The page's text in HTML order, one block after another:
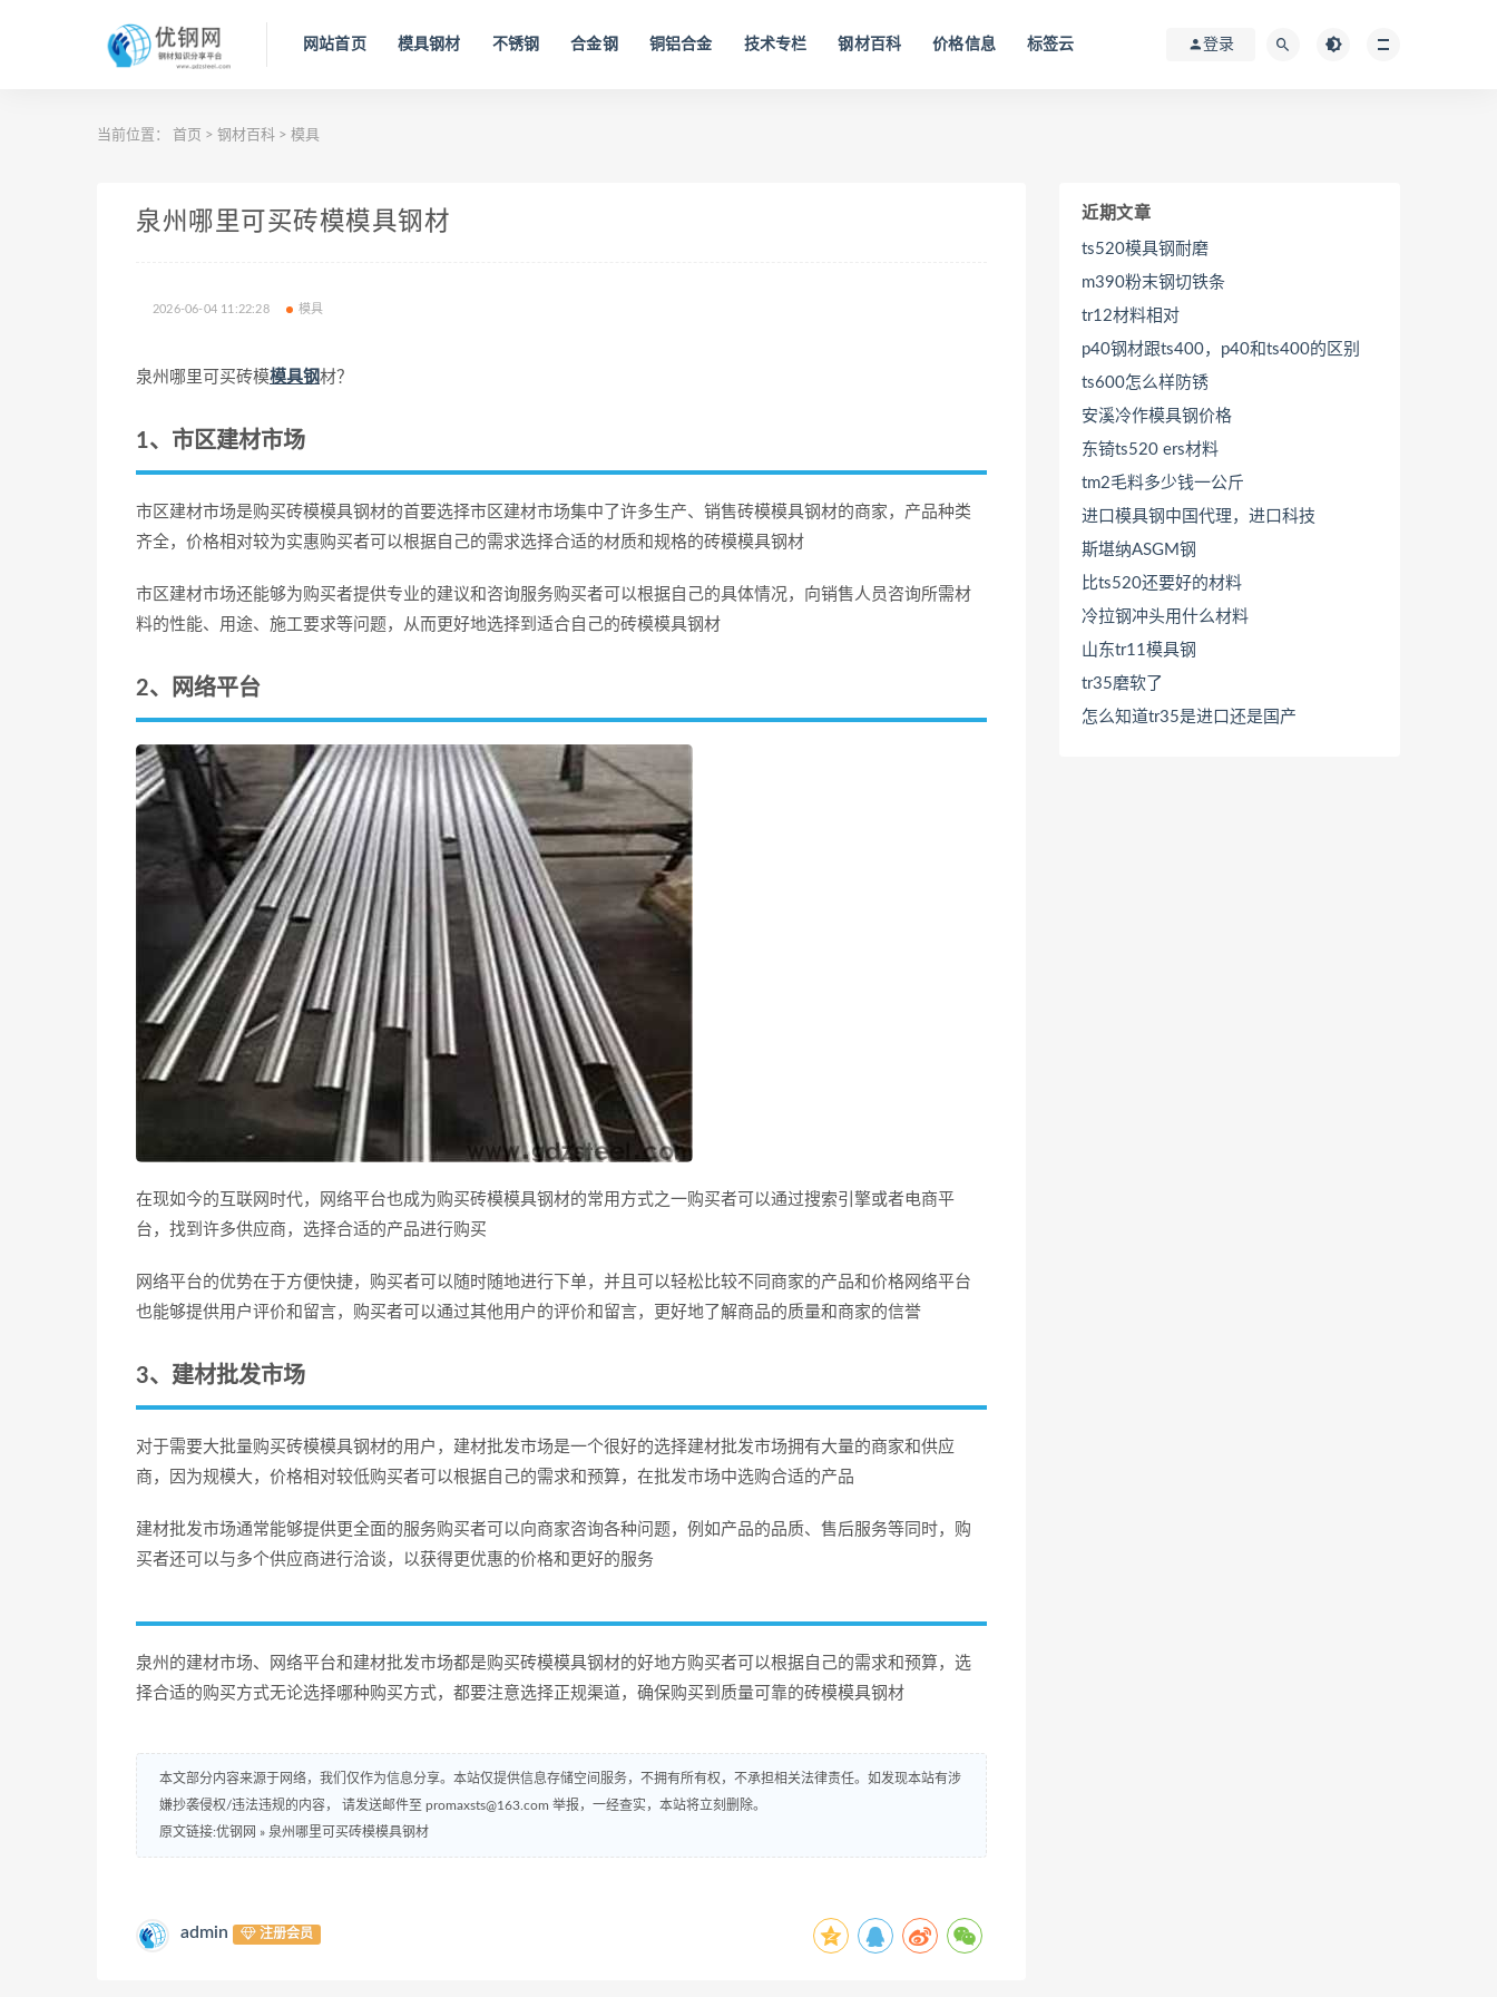
网站首页 模具钢材 不锈钢 合金钢 铜铝合金 技术专栏 钢材百科 价格信息 标签云 登录
当前位置： 首页 > 钢材百科 > 模具
泉州哪里可买砖模模具钢材
2026-06-04 11:22:28 模具
泉州哪里可买砖模模具钢材？
1、市区建材市场
市区建材市场是购买砖模模具钢材的首要选择市区建材市场集中了许多生产、销售砖模模具钢材的商家，产品种类
齐全，价格相对较为实惠购买者可以根据自己的需求选择合适的材质和规格的砖模模具钢材
市区建材市场还能够为购买者提供专业的建议和咨询服务购买者可以根据自己的具体情况，向销售人员咨询所需材
料的性能、用途、施工要求等问题，从而更好地选择到适合自己的砖模模具钢材
2、网络平台
在现如今的互联网时代，网络平台也成为购买砖模模具钢材的常用方式之一购买者可以通过搜索引擎或者电商平
台，找到许多供应商，选择合适的产品进行购买
网络平台的优势在于方便快捷，购买者可以随时随地进行下单，并且可以轻松比较不同商家的产品和价格网络平台
也能够提供用户评价和留言，购买者可以通过其他用户的评价和留言，更好地了解商品的质量和商家的信誉
3、建材批发市场
对于需要大批量购买砖模模具钢材的用户，建材批发市场是一个很好的选择建材批发市场拥有大量的商家和供应
商，因为规模大，价格相对较低购买者可以根据自己的需求和预算，在批发市场中选购合适的产品
建材批发市场通常能够提供更全面的服务购买者可以向商家咨询各种问题，例如产品的品质、售后服务等同时，购
买者还可以与多个供应商进行洽谈，以获得更优惠的价格和更好的服务
泉州的建材市场、网络平台和建材批发市场都是购买砖模模具钢材的好地方购买者可以根据自己的需求和预算，选
择合适的购买方式无论选择哪种购买方式，都要注意选择正规渠道，确保购买到质量可靠的砖模模具钢材
本文部分内容来源于网络，我们仅作为信息分享。本站仅提供信息存储空间服务，不拥有所有权，不承担相关法律责任。如发现本站有涉
嫌抄袭侵权/违法违规的内容， 请发送邮件至 promaxsts@163.com 举报，一经查实，本站将立刻删除。
原文链接:优钢网 » 泉州哪里可买砖模模具钢材
admin 注册会员
近期文章
ts520模具钢耐磨
m390粉末钢切铁条
tr12材料相对
p40钢材跟ts400，p40和ts400的区别
ts600怎么样防锈
安溪冷作模具钢价格
东锜ts520 ers材料
tm2毛料多少钱一公斤
进口模具钢中国代理，进口科技
斯堪纳ASGM钢
比ts520还要好的材料
冷拉钢冲头用什么材料
山东tr11模具钢
tr35磨软了
怎么知道tr35是进口还是国产